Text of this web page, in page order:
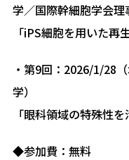
学／国際幹細胞学会理
「iPS細胞を用いた再
・第9回：2026/1/28
学）
「眼科領域の特殊性
◆参加費：無料